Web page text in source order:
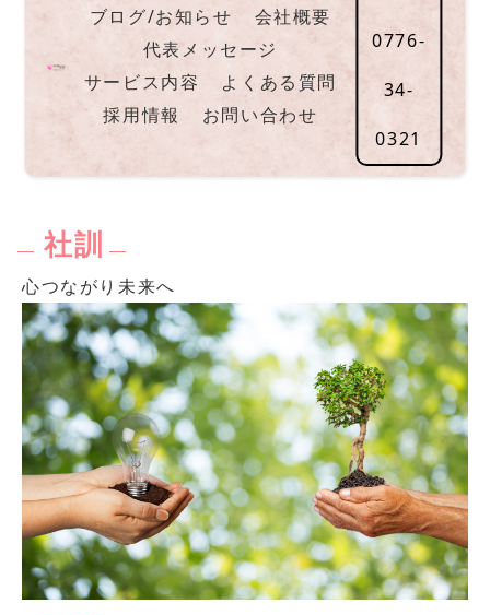
ブログ/お知らせ
会社概要
代表メッセージ
サービス内容
よくある質問
採用情報
お問い合わせ
0776-
34-
0321
社訓
心つながり未来へ